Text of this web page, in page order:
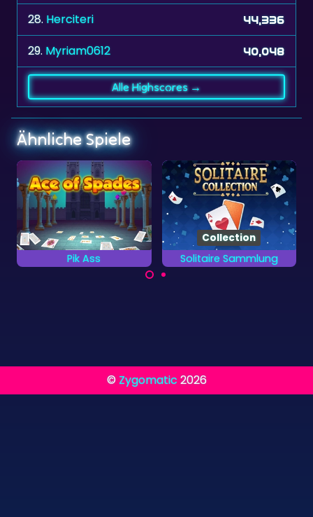
28. Herciteri 44,336
29. Myriam0612 40,048
Alle Highscores →
Ähnliche Spiele
Solitaire Sammlung
Collection
Ägypten Solitaire
© Zygomatic 2026